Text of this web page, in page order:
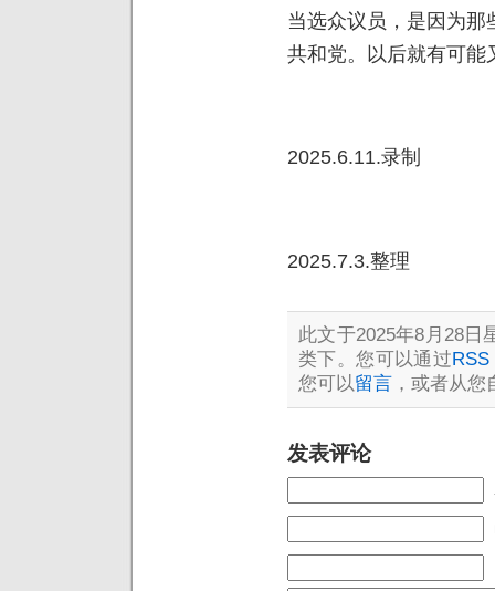
当选众议员，是因为
共和党。以后就有可能
2025.6.11.录制
2025.7.3.整理
此文于2025年8月28日
类下。您可以通过RSS
您可以留言 ，或者从
发表评论